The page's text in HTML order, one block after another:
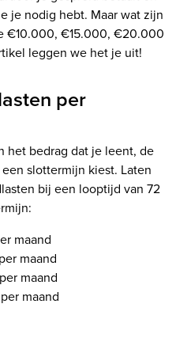
je nodig hebt. Maar wat zijn
€10.000, €15.000, €20.000
leggen we het je uit!
per
het bedrag dat je leent, de
slottermijn kiest. Laten
bij een looptijd van 72
maand
maand
maand
maand